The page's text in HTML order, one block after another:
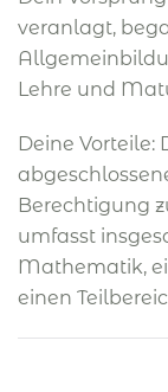
veranlagt,
Lehre und
Deine Vorteile:
Berechtigung
umfasst
Mathematik,
einen